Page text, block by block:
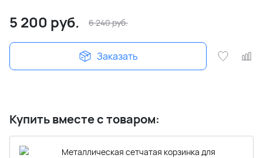
5 200 руб. 6 240руб.
Заказать
Купить вместе с товаром:
Металлическая сетчатая корзинка для